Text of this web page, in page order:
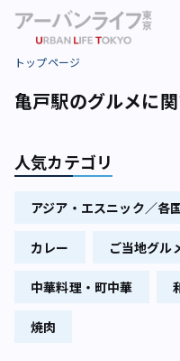
トップページ
亀戸駅のグルメに
人気カテゴリ
アジア・エスニック／各
カレー ご当地グル
中華料理・町中華
焼肉